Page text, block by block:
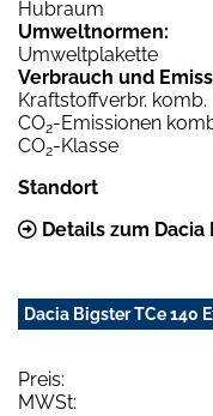
Hubraum
Umweltnormen:
Umweltplakette
Verbrauch und
Kraftstoffverbr. komb.
CO2-Emissionen
CO2-Klasse
Standort
Details zum
Dacia Bigster TCe 140
Preis:
MWSt: